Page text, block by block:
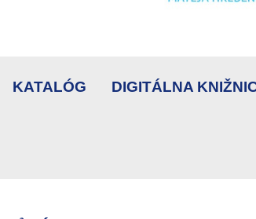
KATALÓG DIGITÁLNA